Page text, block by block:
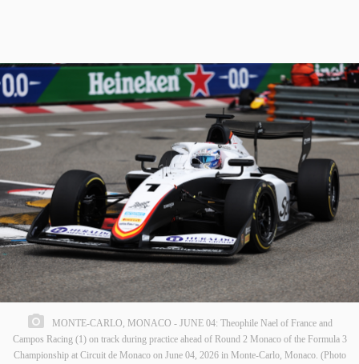
MONTE-CARLO, MONACO - JUNE 04: Theophile Nael of France and
Campos Racing (1) on track during practice ahead of Round 2 Monaco of the Formula 3
Championship at Circuit de Monaco on June 04, 2026 in Monte-Carlo, Monaco. (Photo